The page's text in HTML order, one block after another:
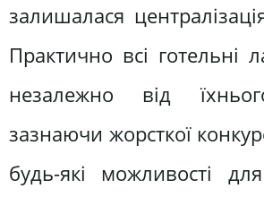
залишалася
Практично всі готельні
незалежно від
зазнаючи жорсткої
будь-які можливості